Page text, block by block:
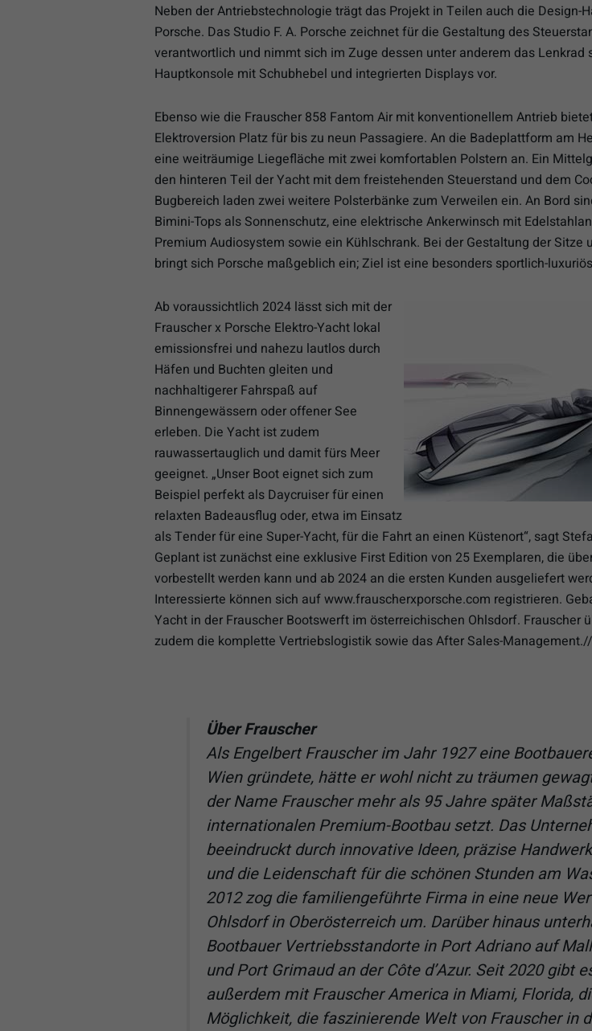
Neben der Antriebstechnologie trägt das Projekt in Teilen auch die Design-
Porsche. Das Studio F. A. Porsche zeichnet für die Gestaltung des
verantwortlich und nimmt sich im Zuge dessen unter anderem das Lenkrad
Hauptkonsole mit Schubhebel und integrierten Displays vor.
Ebenso wie die Frauscher 858 Fantom Air mit konventionellem Antrieb
Elektroversion Platz für bis zu neun Passagiere. An die Badeplattform am
eine weiträumige Liegefläche mit zwei komfortablen Polstern an. Ein
den hinteren Teil der Yacht mit dem freistehenden Steuerstand und dem
Bugbereich laden zwei weitere Polsterbänke zum Verweilen ein. An Bord
Bimini-Tops als Sonnenschutz, eine elektrische Ankerwinsch mit
Premium Audiosystem sowie ein Kühlschrank. Bei der Gestaltung der Sitze
bringt sich Porsche maßgeblich ein; Ziel ist eine besonders sportlich-
Ab voraussichtlich 2024 lässt sich mit der
Frauscher x Porsche Elektro-Yacht lokal
emissionsfrei und nahezu lautlos durch
Häfen und Buchten gleiten und
nachhaltigerer Fahrspaß auf
Binnengewässern oder offener See
erleben. Die Yacht ist zudem
rauwassertauglich und damit fürs Meer
geeignet. „Unser Boot eignet sich zum
Beispiel perfekt als Daycruiser für einen
relaxten Badeausflug oder, etwa im Einsatz
als Tender für eine Super-Yacht, für die Fahrt an einen Küstenort“, sagt
Geplant ist zunächst eine exklusive First Edition von 25 Exemplaren, die
vorbestellt werden kann und ab 2024 an die ersten Kunden ausgeliefert
Interessierte können sich auf www.frauscherxporsche.com registrieren.
Yacht in der Frauscher Bootswerft im österreichischen Ohlsdorf. Frauscher
zudem die komplette Vertriebslogistik sowie das After Sales-Management.//
Über Frauscher
Als Engelbert Frauscher im Jahr 1927 eine
Wien gründete, hätte er wohl nicht zu träumen
der Name Frauscher mehr als 95 Jahre später
internationalen Premium-Bootbau setzt. Das
beeindruckt durch innovative Ideen, präzise
und die Leidenschaft für die schönen Stunden am
2012 zog die familiengeführte Firma in eine neue
Ohlsdorf in Oberösterreich um. Darüber hinaus
Bootbauer Vertriebsstandorte in Port Adriano auf
und Port Grimaud an der Côte d’Azur. Seit 2020 gibt
außerdem mit Frauscher America in Miami, Florida,
Möglichkeit, die faszinierende Welt von Frauscher in